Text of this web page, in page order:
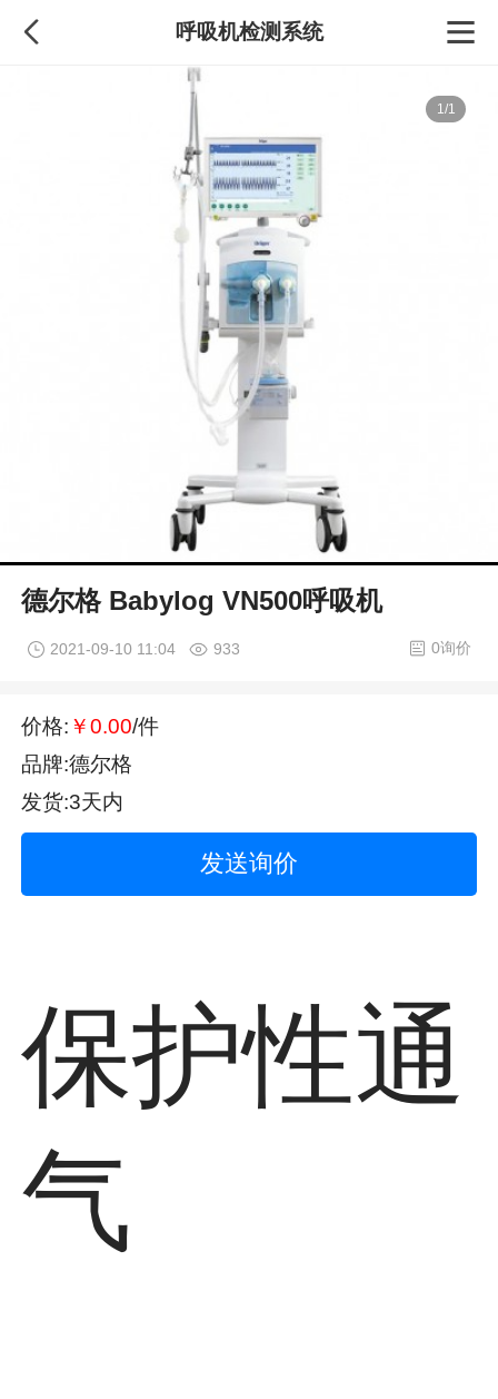
呼吸机检测系统
1/1
德尔格 Babylog VN500呼吸机
2021-09-10 11:04 933 0询价
价格: ￥0.00/件
品牌:德尔格
发货:3天内
发送询价
保护性通
气